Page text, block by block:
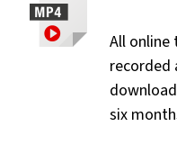
All online
recorded
six